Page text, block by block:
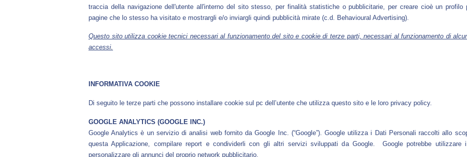
traccia della navigazione dell'utente all'interno del sito stesso, per finalità statistiche o pubblicitarie, per creare cioè un profilo
pagine che lo stesso ha visitato e mostrargli e/o inviargli quindi pubblicità mirate (c.d. Behavioural Advertising).
Questo sito utilizza cookie tecnici necessari al funzionamento del sito e cookie di terze parti, necessari al funzionamento di
accessi.
INFORMATIVA COOKIE
Di seguito le terze parti che possono installare cookie sul pc dell’utente che utilizza questo sito e le loro privacy policy.
GOOGLE ANALYTICS (GOOGLE INC.)
Google Analytics è un servizio di analisi web fornito da Google Inc. (“Google”). Google utilizza i Dati Personali raccolti allo
questa Applicazione, compilare report e condividerli con gli altri servizi sviluppati da Google. Google potrebbe utilizzare
personalizzare gli annunci del proprio network pubblicitario.